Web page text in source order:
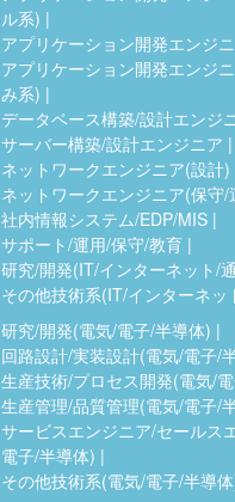
ル系)
アプリケーション開発エンジ
アプリケーション開発エンジ
み系)
データベース構築/設計エンジ
サーバー構築/設計エンジニア
ネットワークエンジニア(設計)
ネットワークエンジニア(保守/
社内情報システム/EDP/MIS
サポート/運用/保守/教育
研究/開発(IT/インターネット/
その他技術系(IT/インターネッ
研究/開発(電気/電子/半導体)
回路設計/実装設計(電気/電子/
生産技術/プロセス開発(電気/
生産管理/品質管理(電気/電子/
サービスエンジニア/セールス
電子/半導体)
その他技術系(電気/電子/半導